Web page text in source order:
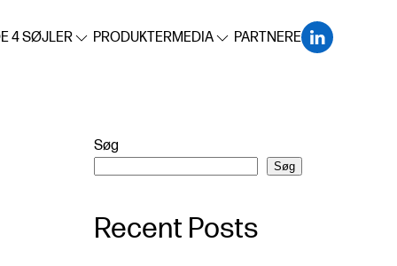
4 SØJLER PRODUKTERMEDIA PARTNERE
Søg
Søg
Recent Posts